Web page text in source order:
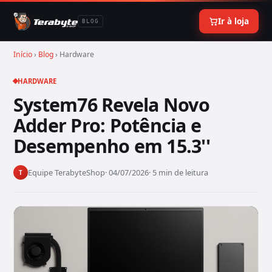
BLOG Ir à loja
Início› Blog› Hardware
HARDWARE
System76 Revela Novo
Adder Pro: Potência e
Desempenho em 15.3''
T Equipe TerabyteShop· 04/07/2026· 5 min de leitura